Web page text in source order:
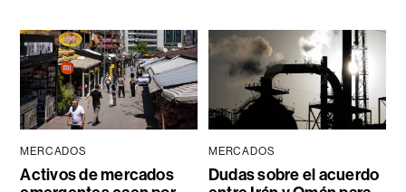
MERCADOS
Activos de mercados
MERCADOS
Dudas sobre el acuerdo